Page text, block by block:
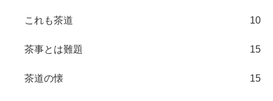
これも茶道 10
茶事とは難題 15
茶道の懐 15